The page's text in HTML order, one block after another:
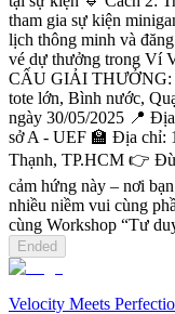
tham gia sự kiện
lịch thông minh và
vé dự thưởng trong Ví
CẤU GIẢI THƯỞNG:
tote lớn, Bình nước,
ngày 30/05/2025 📍
sở A - UEF 🏫 Địa chỉ:
Thạnh, TP.HCM 👉
cảm hứng này – nơi
nhiều niềm vui cùng
cùng Workshop “Tư
Ended
Velocity Meets